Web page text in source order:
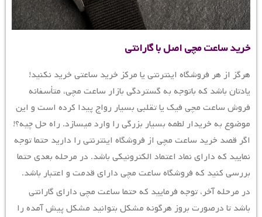
خرید ساعت مچی اصل با گارانتی
هرگز از هر فروشگاه اینترنتی یا مرکز خرید ساعتی خرید نکنید!
یادتان باشد که باتوجه به گستردگی بازار ساعت مچی، متأسفانه
فروش ساعت مچی فیک یا تقلبی بسیار رواج پیدا کرده است و این
موضوع به خریدار لطمه بسیار بزرگی را وارد میسازد. راه حل چیه؟!
اگر قصد خرید ساعت مچی از فروشگاه اینترنتی را دارید حتما توجه
نمایید که دارای نماد اعتماد الکترونیکی باشد. در مرحله بعدی حتما
بررسی کنید که فروشگاه ساعت مچی دارای قدمت و اعتبار باشد.
در مرحله آخر، توجه فرمایید که حتما ساعت مچی دارای گارانتی
باشد تا درصورت بروز هرگونه مشکل بتوانید مشکل پیش آمده را